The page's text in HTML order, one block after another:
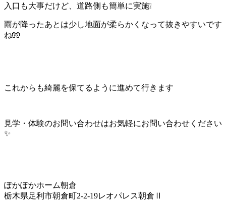
入口も大事だけど、道路側も簡単に実施❕
雨が降ったあとは少し地面が柔らかくなって抜きやすいです
ね🧤
これからも綺麗を保てるように進めて行きます
見学・体験のお問い合わせはお気軽にお問い合わせください
✨
ぽかぽかホーム朝倉
栃木県足利市朝倉町2-2-19レオパレス朝倉Ⅱ